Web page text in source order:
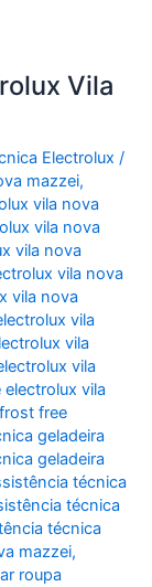
Vila
Electrolux/
mazzei,
vila nova
vila nova
vila nova
vila nova
vila nova
vila
vila
vila
vila
free
geladeira
geladeira
técnica
técnica
técnica
mazzei,
roupa